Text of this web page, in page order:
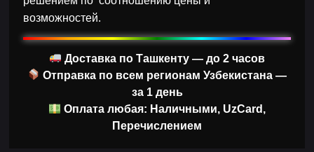
возможностей.
Доставка по Ташкенту — до 2 часов
Отправка по всем регионам Узбекистана —
за 1 день
Оплата любая: Наличными, UzCard,
Перечислением